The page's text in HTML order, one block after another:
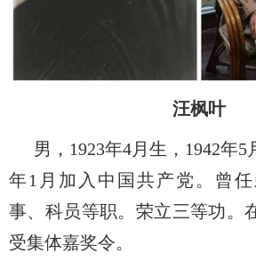
汪枫叶
男， 1923年4月生， 1942年5
年1 月加入中国共产党。曾
事、科员等职。荣立三等功。
受集体嘉奖令。